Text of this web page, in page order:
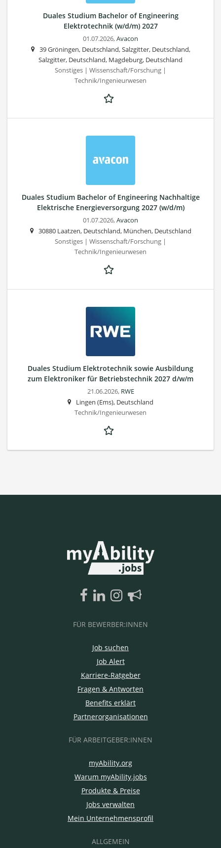
Duales Studium Bachelor of Engineering
Elektrotechnik (w/d/m) 2027
01.07.2026,Avacon
39 Gröningen, Deutschland, Salzgitter, Deutschland,
Salzgitter, Deutschland, Magdeburg, Deutschland
Sonstiges | Wissenschaft/Forschung |
Technik/Ingenieurwesen
Duales Studium Bachelor of Engineering Nachhaltige
Elektrische Energieversorgung 2027 (w/d/m)
01.07.2026,Avacon
30880 Laatzen, Deutschland, München, Deutschland
Sonstiges | Wissenschaft/Forschung |
Technik/Ingenieurwesen
Duales Studium Elektrotechnik sowie Ausbildung
zum Elektroniker für Betriebstechnik 2027 d/w/m
21.06.2026, RWE
Lingen (Ems), Deutschland
Technik/Ingenieurwesen
FÜR BEWERBER:INNEN
Job suchen
Job Alert
Karriere-Ratgeber
Fragen & Antworten
Benefits erklärt
Partnerorganisationen
FÜR ARBEITGEBER:INNEN
myAbility.org
Warum myAbility.jobs
Produkte & Preise
Jobs verwalten
Mein Unternehmensprofil
ALLGEMEIN